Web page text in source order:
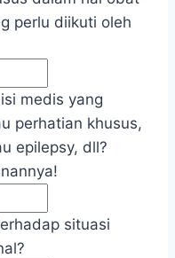
perlu diikuti oleh
medis yang
perhatian khusus,
epilepsy, dll?
situasi